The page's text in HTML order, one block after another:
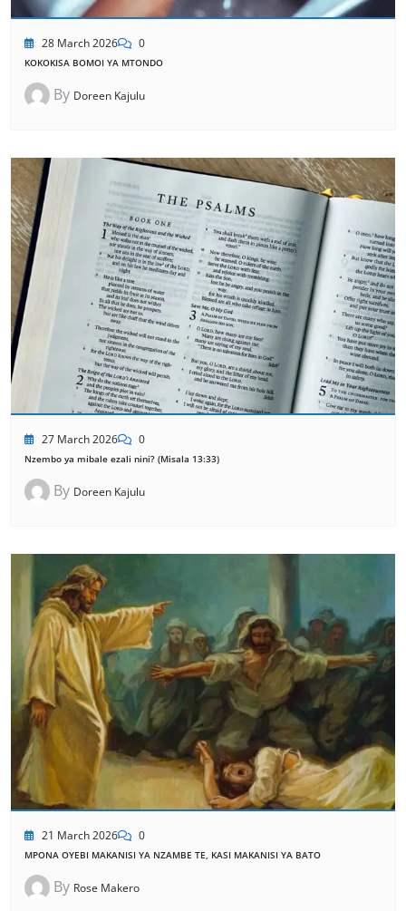
28 March 2026 0
KOKOKISA BOMOI YA MTONDO
By Doreen Kajulu
27 March 2026 0
Nzembo ya mibale ezali nini? (Misala 13:33)
By Doreen Kajulu
21 March 2026 0
MPONA OYEBI MAKANISI YA NZAMBE TE, KASI MAKANISI YA BATO
By Rose Makero